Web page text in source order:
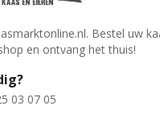
Bestel uw
en ontvang het thuis!
03 07 05